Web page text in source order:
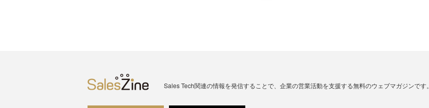
Sales Tech関連の情報を発信することで、企業の営業活動を支援する無料のウェブマガジンです。